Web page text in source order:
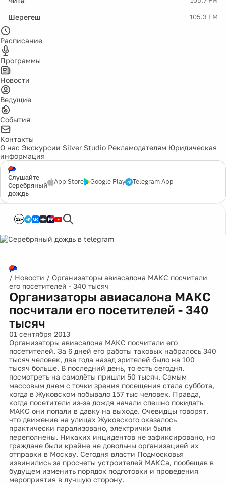
Шерегеш 105.3 FM
Расписание
Программы
Новости
Ведущие
События
Контакты
О нас Экскурсии Silver Studio Рекламодателям Юридическая
информация
Слушайте
Серебряный
дождь
App Store Google Play Telegram App
12+
/ Новости / Организаторы авиасалона МАКС посчитали
его посетителей - 340 тысяч
Организаторы авиасалона МАКС
посчитали его посетителей - 340
тысяч
01 сентября 2013
Организаторы авиасалона МАКС посчитали его
посетителей. За 6 дней его работы таковых набралось 340
тысяч человек, два года назад зрителей было на 100
тысяч больше. В последний день, то есть сегодня,
посмотреть на самолёты пришли 50 тысяч. Самым
массовым днем с точки зрения посещения стала суббота,
когда в Жуковском побывало 157 тыс человек. Правда,
когда посетители из-за дождя начали спешно покидать
МАКС они попали в давку на выходе. Очевидцы говорят,
что движение на улицах Жуковского оказалось
практически парализовано, электрички были
переполнены. Никаких инцидентов не зафиксировано, но
граждане были крайне не довольны организацией их
отправки в Москву. Сегодня власти Подмосковья
извинились за просчеты устроителей МАКСа, пообещав в
будущем изменить порядок подготовки и проведения
мероприятия в лучшую сторону.